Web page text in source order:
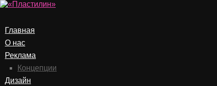
Главная
О нас
Реклама
Концепции
Дизайн